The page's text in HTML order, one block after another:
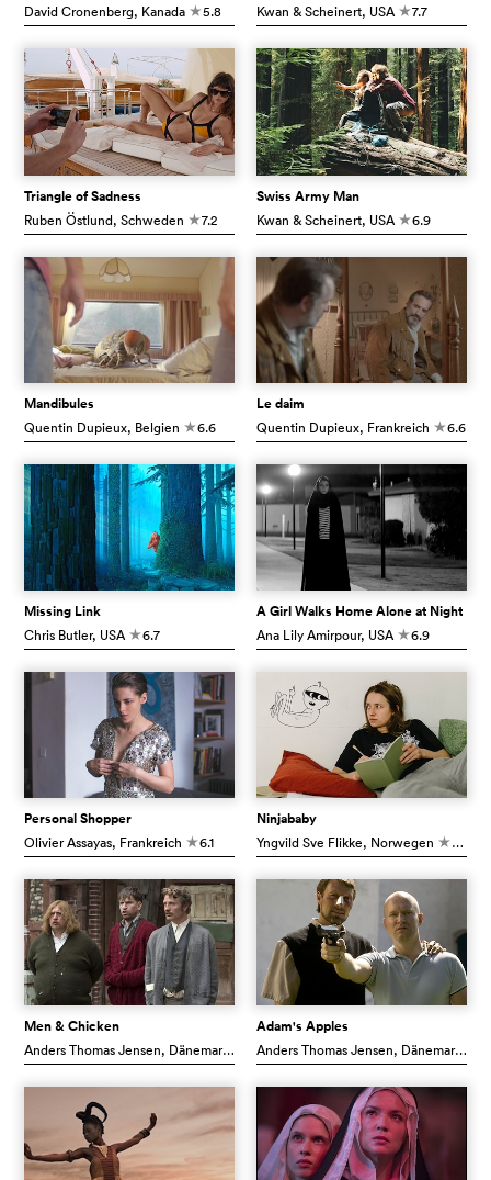
David Cronenberg, Kanada c5.8 Kwan & Scheinert, USA c7.7
Triangle of Sadness
Ruben Östlund, Schweden c7.2
Swiss Army Man
Kwan & Scheinert, USA c6.9
Mandibules
Quentin Dupieux, Belgien c6.6
Le daim
Quentin Dupieux, Frankreich c6.6
Missing Link
Chris Butler, USA c6.7
A Girl Walks Home Alone at Night
Ana Lily Amirpour, USA c6.9
Personal Shopper
Olivier Assayas, Frankreich c6.1
Ninjababy
Yngvild Sve Flikke, Norwegen c7.3
Men & Chicken
Anders Thomas Jensen, Dänemark 6.7
Adam's Apples
Anders Thomas Jensen, Dänemark